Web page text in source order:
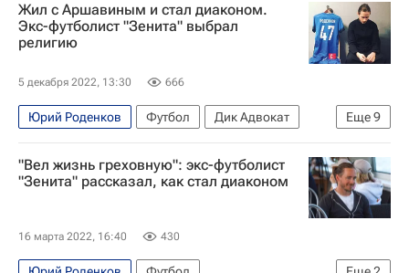
Жил с Аршавиным и стал диаконом.
Экс-футболист "Зенита" выбрал
религию
5 декабря 2022, 13:30 666
Еще9
Юрий Роденков Футбол
Дик Адвокат
Зенит
Шахтер
Андрей Аршавин
Динамо Москва
РПЛ 2026-2027 (Чемпионат России по футболу)
Артём Дзюба
Интервью РИА Спорт
Авторы РИА Новости Спорт
"Вел жизнь греховную": экс-футболист
"Зенита" рассказал, как стал диаконом
16 марта 2022, 16:40 430